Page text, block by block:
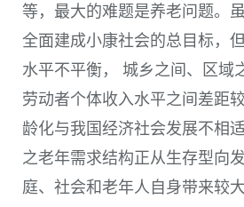
等，最大的难题是养老问题。
全面建成小康社会的总目标，
水平不平衡， 城乡之间、区域
劳动者个体收入水平之间差距
龄化与我国经济社会发展不相
之老年需求结构正从生存型向
庭、社会和老年人自身带来较